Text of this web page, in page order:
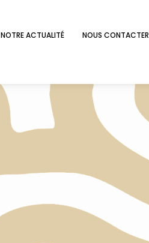
NOTRE ACTUALITÉ NOUS CONTACTER